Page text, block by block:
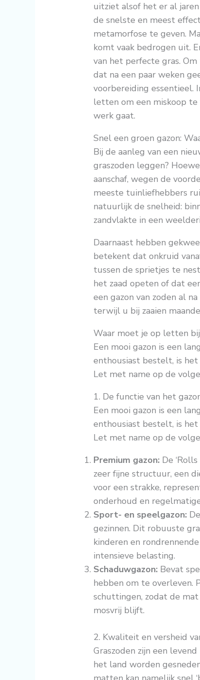
uitziet alsof het er al
de snelste en meest
metamorfose te geven.
komt vaak bedrogen uit.
van het perfecte gras.
dat na een paar weken
voorbereiding essentieel.
letten om een miskoop te
werk gaat.
Snel een groen gazon:
Bij de aanleg van een
graszoden leggen?
aanschaf, wegen de
meeste tuinliefhebbers
natuurlijk de snelheid:
zandvlakte in een
Daarnaast hebben
betekent dat onkruid
tussen de sprietjes te
het zaad opeten of dat
een gazon van zoden al
terwijl u bij zaaien
Waar moet je op letten bij
Een mooi gazon is een
enthousiast bestelt, is
Let met name op de
1. De functie van het
Een mooi gazon is een
enthousiast bestelt, is
Let met name op de
Premium gazon: De
zeer fijne structuur, een
voor een strakke,
onderhoud en
Sport- en speelgazon:
gezinnen. Dit robuuste
kinderen en
intensieve belasting.
Schaduwgazon: Bevat
hebben om te overleven.
schuttingen, zodat de
mosvrij blijft.
2. Kwaliteit en versheid
Graszoden zijn een
het land worden